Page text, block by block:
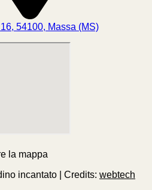
54100, Massa (MS)
la mappa
incantato | Credits: webtech